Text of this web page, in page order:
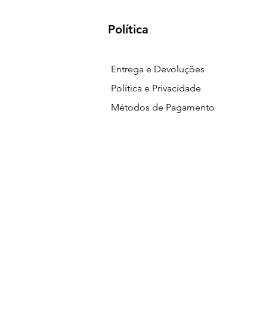
Política
Entrega e Devoluções
Política e Privacidade
Métodos de Pagamento